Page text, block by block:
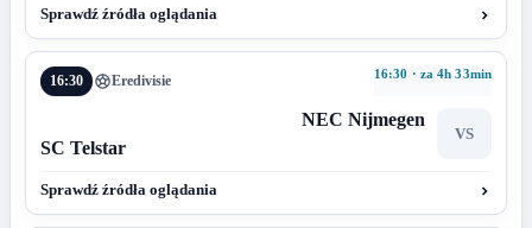
Sprawdź źródła oglądania
16:30 Eredivisie 16:30 · za 4h 33min
NEC Nijmegen
VS
SC Telstar
Sprawdź źródła oglądania